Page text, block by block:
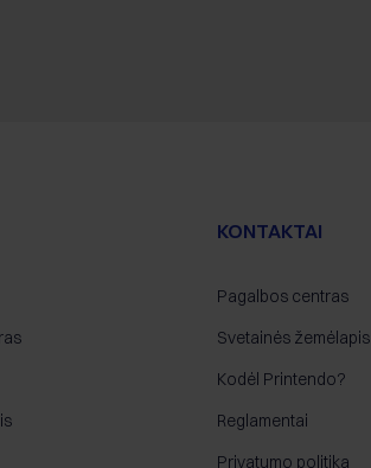
KONTAKTAI
Pagalbos centras
Svetainės žemėlapis
Kodėl Printendo?
Reglamentai
Privatumo politika